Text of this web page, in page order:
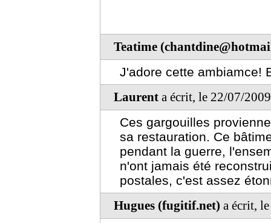
Teatime
J'adore cette ambiamce!
Laurent a écrit, le 22/07/
Ces gargouilles
sa restauration. Ce
pendant la guerre,
n'ont jamais été
postales, c'est assez
Hugues (fugitif.net) a écrit,